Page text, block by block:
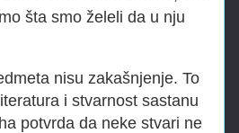
šta smo želeli da u nju
nisu zakašnjenje. To
i stvarnost sastanu
potvrda da neke stvari ne